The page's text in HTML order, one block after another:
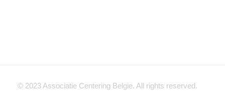
© 2023 Associatie Centering Belgie. All rights reserved.